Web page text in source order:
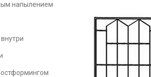
напылением